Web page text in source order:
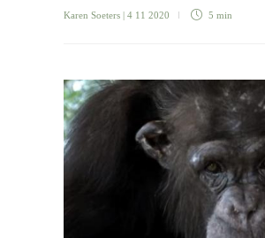
Karen Soeters | 4 11 2020 5 min